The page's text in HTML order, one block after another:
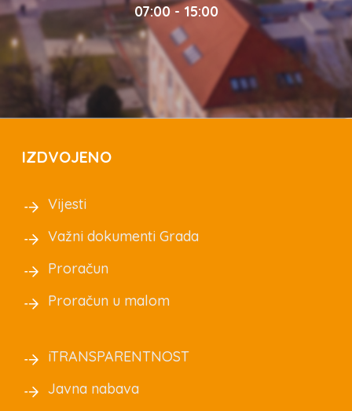
07:00 - 15:00
IZDVOJENO
Vijesti
Važni dokumenti Grada
Proračun
Proračun u malom
iTRANSPARENTNOST
Javna nabava